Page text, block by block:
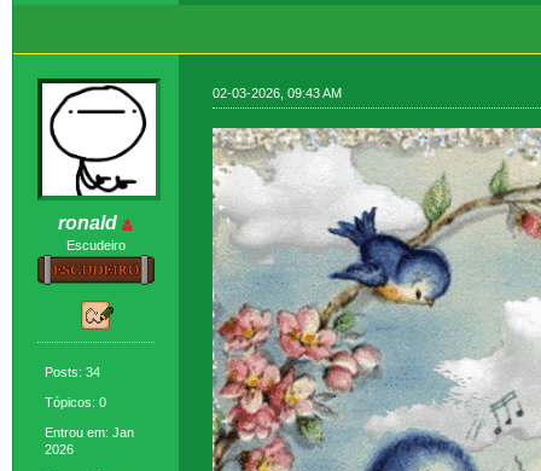
ronald
Escudeiro
Posts: 34
Tópicos: 0
Entrou em: Jan
2026
02-03-2026, 09:43 AM